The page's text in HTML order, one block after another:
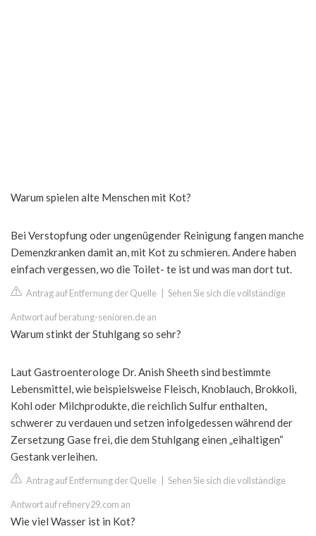
Warum spielen alte Menschen mit Kot?
Bei Verstopfung oder ungenügender Reinigung fangen manche
Demenzkranken damit an, mit Kot zu schmieren. Andere haben
einfach vergessen, wo die Toilet- te ist und was man dort tut.
Antrag auf Entfernung der Quelle Sehen Sie sich die vollständige
Antwort auf beratung-senioren.de an
Warum stinkt der Stuhlgang so sehr?
Laut Gastroenterologe Dr. Anish Sheeth sind bestimmte
Lebensmittel, wie beispielsweise Fleisch, Knoblauch, Brokkoli,
Kohl oder Milchprodukte, die reichlich Sulfur enthalten,
schwerer zu verdauen und setzen infolgedessen während der
Zersetzung Gase frei, die dem Stuhlgang einen „eihaltigen“
Gestank verleihen.
Antrag auf Entfernung der Quelle Sehen Sie sich die vollständige
Antwort auf refinery29.com an
Wie viel Wasser ist in Kot?